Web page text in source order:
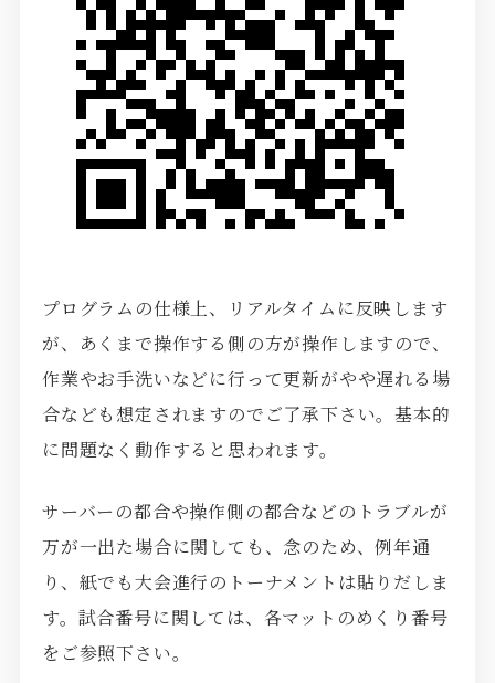
プログラムの仕様上、リアルタイムに反映します
が、あくまで操作する側の方が操作しますので、
作業やお手洗いなどに行って更新がやや遅れる場
合なども想定されますのでご了承下さい。基本的
に問題なく動作すると思われます。
サーバーの都合や操作側の都合などのトラブルが
万が一出た場合に関しても、念のため、例年通
り、紙でも大会進行のトーナメントは貼りだしま
す。試合番号に関しては、各マットのめくり番号
をご参照下さい。